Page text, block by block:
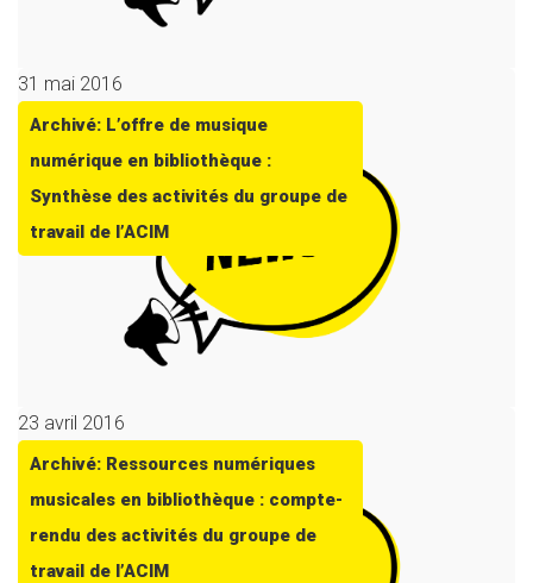
31 mai 2016
Archivé: L’offre de musique
numérique en bibliothèque :
Synthèse des activités du groupe de
travail de l’ACIM
23 avril 2016
Archivé: Ressources numériques
musicales en bibliothèque : compte-
rendu des activités du groupe de
travail de l’ACIM